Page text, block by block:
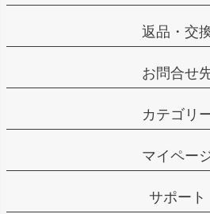
返品・交
お問合せ
カテゴリ
マイペー
サポート